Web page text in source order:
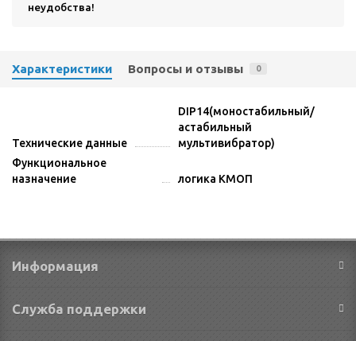
неудобства!
Характеристики Вопросы и отзывы 0
Технические данные
DIP14(моностабильный/
астабильный
мультивибратор)
Функциональное
назначение
логика КМОП
Информация
Служба поддержки